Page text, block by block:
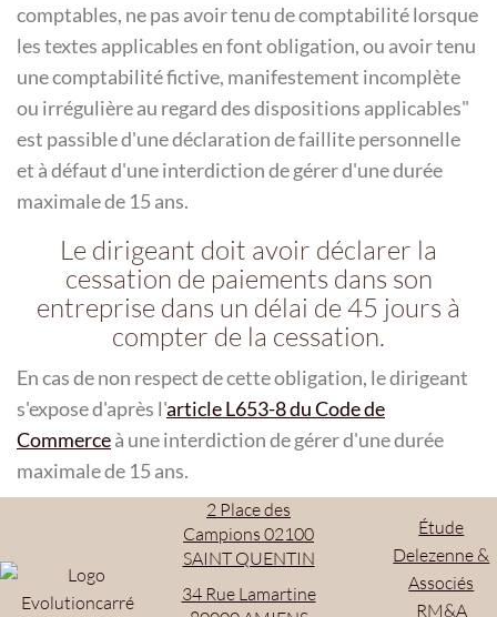
comptables, ne pas avoir tenu de comptabilité lorsque
les textes applicables en font obligation, ou avoir tenu
une comptabilité fictive, manifestement incomplète
ou irrégulière au regard des dispositions applicables
est passible d'une déclaration de faillite personnelle
et à défaut d'une interdiction de gérer d'une durée
maximale de 15 ans.
Le dirigeant doit avoir déclarer la
cessation de paiements dans son
entreprise dans un délai de 45 jours à
compter de la cessation.
En cas de non respect de cette obligation, le dirigeant
s'expose d'après l'article L653-8 du Code de
Commerceà une interdiction de gérer d'une durée
maximale de 15 ans.
2 Place des
Campions 02100
SAINT QUENTIN
34 Rue Lamartine
Étude
Delezenne &
Associés
RM&A